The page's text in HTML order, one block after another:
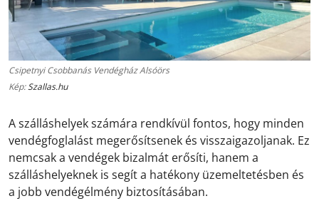
Csipetnyi Csobbanás Vendégház Alsóörs
Kép:Szallas.hu
A szálláshelyek számára rendkívül fontos, hogy minden
vendégfoglalást megerősítsenek és visszaigazoljanak. Ez
nemcsak a vendégek bizalmát erősíti, hanem a
szálláshelyeknek is segít a hatékony üzemeltetésben és
a jobb vendégélmény biztosításában.